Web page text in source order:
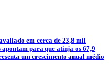
em cerca de 23,8 mil
apontam para que atinja os 67,9
um crescimento anual médio